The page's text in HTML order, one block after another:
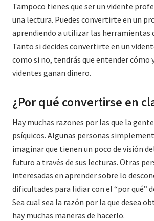
Tampoco tienes que ser un vidente
una lectura. Puedes convertirte en un
aprendiendo a utilizar las herramientas
Tanto si decides convertirte en un
como si no, tendrás que entender cómo
videntes ganan dinero.
¿Por qué convertirse en
Hay muchas razones por las que la
psíquicos. Algunas personas
imaginar que tienen un poco de visión
futuro a través de sus lecturas. Otras
interesadas en aprender sobre lo
dificultades para lidiar con el “por qué”
Sea cual sea la razón por la que desea
hay muchas maneras de hacerlo.